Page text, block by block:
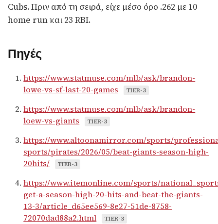
Cubs. Πριν από τη σειρά, είχε μέσο όρο .262 με 10
home run και 23 RBI.
Πηγές
https://www.statmuse.com/mlb/ask/brandon-
lowe-vs-sf-last-20-games
TIER-3
https://www.statmuse.com/mlb/ask/brandon-
loew-vs-giants
TIER-3
https://www.altoonamirror.com/sports/
sports/pirates/2026/05/beat-giants-season-high-
20hits/
TIER-3
https://www.itemonline.com/sports/
get-a-season-high-20-hits-and-beat-the-giants-
13-3/article_d65ee569-8e27-51de-8758-
72070dad88a2.html
TIER-3